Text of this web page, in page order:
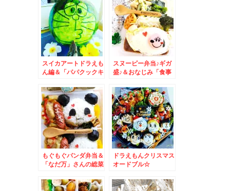
スイカアートドラえも
ん編＆「パパクックキ
スヌーピー弁当♪ギガ
盛♪＆おなじみ「食事
豚定食」と「半チャー
ハン」
もぐもぐパンダ弁当＆
「なだ万」さんの総菜
ルメ
ドラえもんクリスマス
オードブル☆